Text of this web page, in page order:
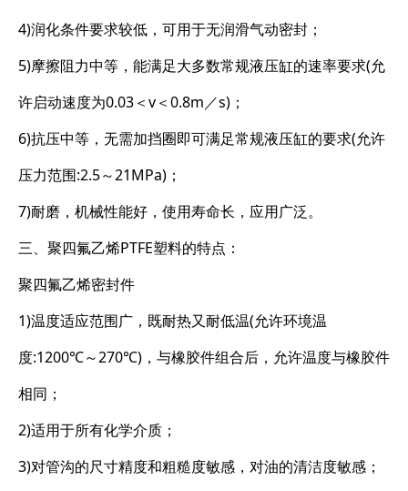
4)润化条件要求较低，可用于无润滑气动密封；
5)摩擦阻力中等，能满足大多数常规液压缸的速率要求(允
许启动速度为0.03＜v＜0.8m／s)；
6)抗压中等，无需加挡圈即可满足常规液压缸的要求(允许
压力范围:2.5～21MPa)；
7)耐磨，机械性能好，使用寿命长，应用广泛。
三、聚四氟乙烯PTFE塑料的特点：
聚四氟乙烯密封件
1)温度适应范围广，既耐热又耐低温(允许环境温
度:1200℃～270℃)，与橡胶件组合后，允许温度与橡胶件
相同；
2)适用于所有化学介质；
3)对管沟的尺寸精度和粗糙度敏感，对油的清洁度敏感；